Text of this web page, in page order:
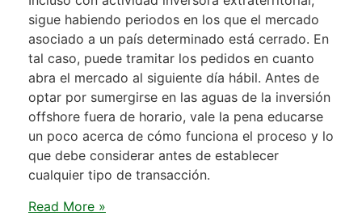
sigue habiendo periodos en los que el mercado
asociado a un país determinado está cerrado. En
tal caso, puede tramitar los pedidos en cuanto
abra el mercado al siguiente día hábil. Antes de
optar por sumergirse en las aguas de la inversión
offshore fuera de horario, vale la pena educarse
un poco acerca de cómo funciona el proceso y lo
que debe considerar antes de establecer
cualquier tipo de transacción.
Read More »